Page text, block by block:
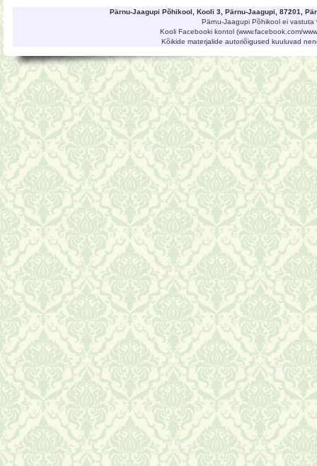
Pärnu-Jaagupi Põhikool, Kooli 3, Pärnu-Jaagupi, 87201,
Pärnu-Jaagupi Põhikool ei
Kooli Facebooki kontol (www.facebook.com/
Kõikide materjalide autoriõigused kuuluvad